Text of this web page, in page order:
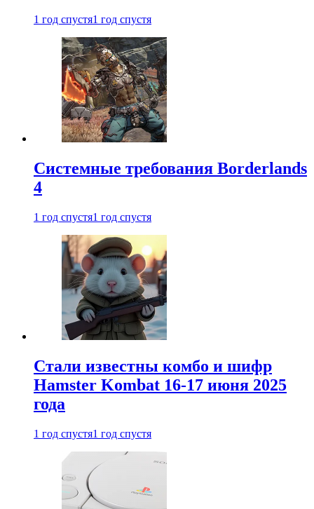
1 год спустя1 год спустя
Системные требования Borderlands
4
1 год спустя1 год спустя
Стали известны комбо и шифр
Hamster Kombat 16-17 июня 2025
года
1 год спустя1 год спустя